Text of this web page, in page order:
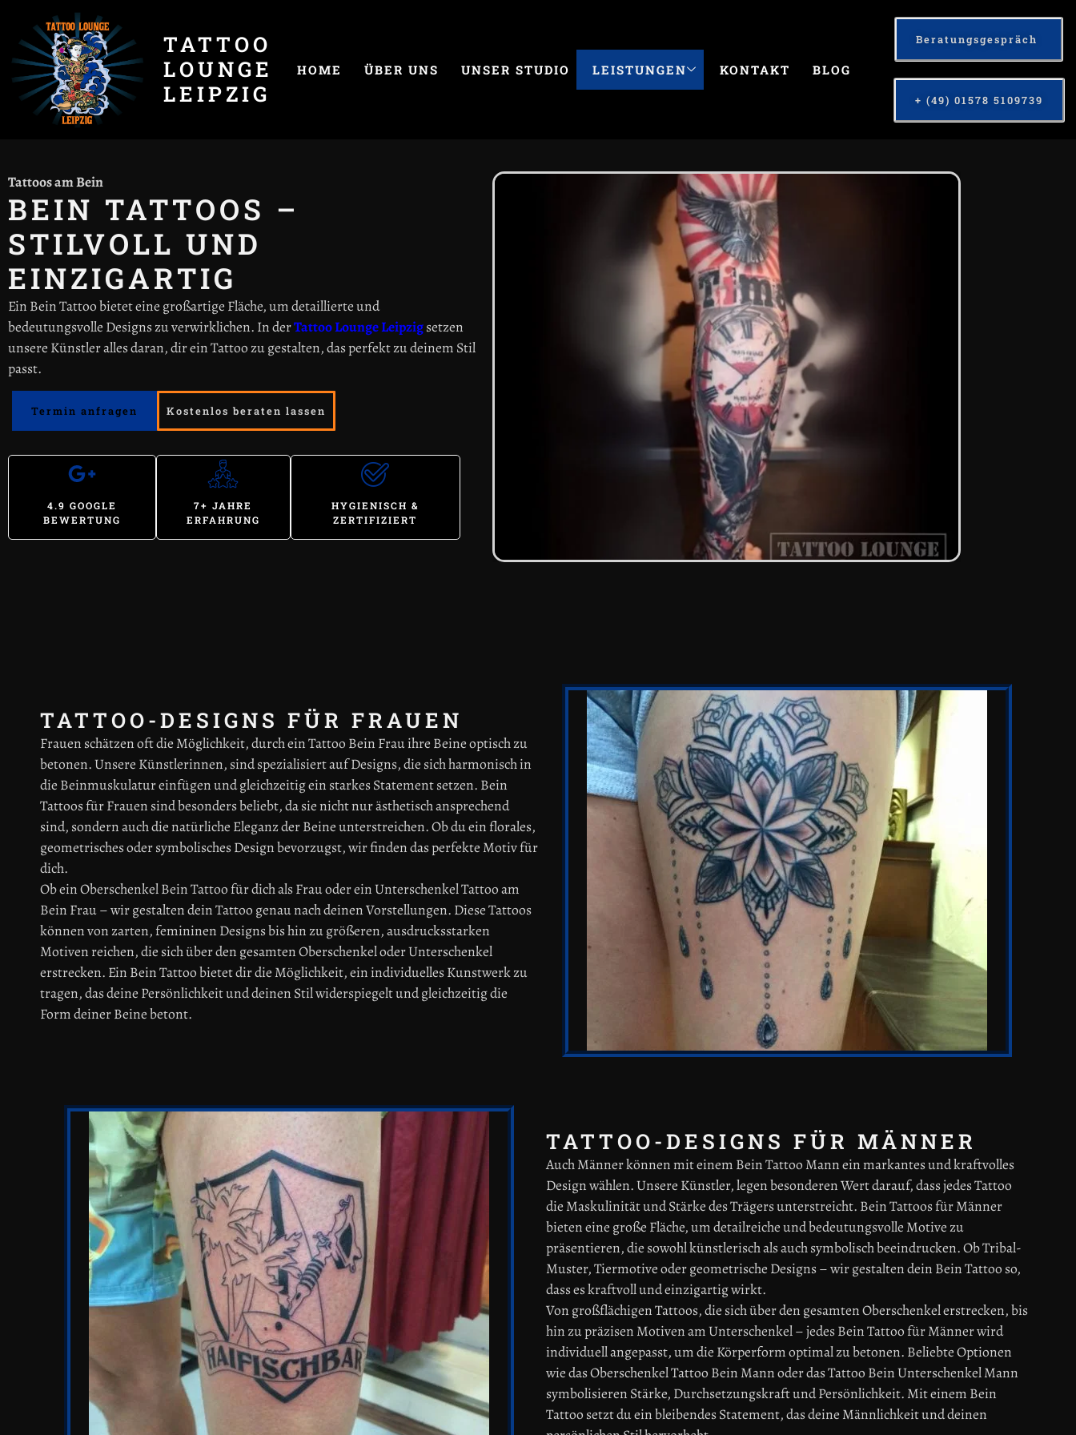
TATTOO
LOUNGE
LEIPZIG
HOME ÜBER UNS UNSER STUDIO LEISTUNGEN KONTAKT BLOG
Beratungsgespräch
+ (49) 01578 5109739
Tattoos am Bein
BEIN TATTOOS –
STILVOLL UND
EINZIGARTIG
Ein Bein Tattoo bietet eine großartige Fläche, um detaillierte und
bedeutungsvolle Designs zu verwirklichen. In derTattoo Lounge Leipzigsetzen
unsere Künstler alles daran, dir ein Tattoo zu gestalten, das perfekt zu deinem Stil
passt.
Termin anfragen Kostenlos beraten lassen
4.9 GOOGLE
BEWERTUNG
7+ JAHRE
ERFAHRUNG
HYGIENISCH &
ZERTIFIZIERT
TATTOO-DESIGNS FÜR FRAUEN
Frauen schätzen oft die Möglichkeit, durch ein Tattoo Bein Frau ihre Beine optisch zu
betonen. Unsere Künstlerinnen, sind spezialisiert auf Designs, die sich harmonisch in
die Beinmuskulatur einfügen und gleichzeitig ein starkes Statement setzen. Bein
Tattoos für Frauen sind besonders beliebt, da sie nicht nur ästhetisch ansprechend
sind, sondern auch die natürliche Eleganz der Beine unterstreichen. Ob du ein florales,
geometrisches oder symbolisches Design bevorzugst, wir finden das perfekte Motiv für
dich.
Ob ein OberschenkelBeinTattoo für dich als Frau oder ein Unterschenkel Tattoo am
Bein Frau – wir gestalten dein Tattoo genau nach deinen Vorstellungen. Diese Tattoos
können von zarten, femininen Designs bis hin zu größeren, ausdrucksstarken
Motiven reichen, die sich über den gesamten Oberschenkel oder Unterschenkel
erstrecken. Ein Bein Tattoo bietet dir die Möglichkeit, ein individuelles Kunstwerk zu
tragen, das deine Persönlichkeit und deinen Stil widerspiegelt und gleichzeitig die
Form deiner Beine betont.
TATTOO-DESIGNS FÜR MÄNNER
Auch Männer können mit einem Bein Tattoo Mann ein markantes und kraftvolles
Design wählen. Unsere Künstler, legen besonderen Wert darauf, dass jedes Tattoo
die Maskulinität und Stärke des Trägers unterstreicht. Bein Tattoos für Männer
bieten eine große Fläche, um detailreiche und bedeutungsvolle Motive zu
präsentieren, die sowohl künstlerisch als auch symbolisch beeindrucken. Ob Tribal-
Muster, Tiermotive oder geometrische Designs – wir gestalten dein Bein Tattoo so,
dass es kraftvoll und einzigartig wirkt.
Von großflächigen Tattoos, die sich über den gesamten Oberschenkel erstrecken, bis
hin zu präzisen Motiven am Unterschenkel – jedes Bein Tattoo für Männer wird
individuell angepasst, um die Körperform optimal zu betonen. Beliebte Optionen
wie das Oberschenkel Tattoo Bein Mann oder das Tattoo Bein Unterschenkel Mann
symbolisieren Stärke, Durchsetzungskraft und Persönlichkeit. Mit einem Bein
Tattoo setzt du ein bleibendes Statement, das deine Männlichkeit und deinen